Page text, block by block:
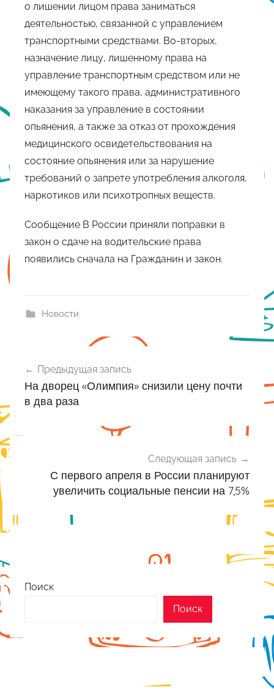
о лишении лицом права заниматься
деятельностью, связанной с управлением
транспортными средствами. Во-вторых,
назначение лицу, лишенному права на
управление транспортным средством или не
имеющему такого права, административного
наказания за управление в состоянии
опьянения, а также за отказ от прохождения
медицинского освидетельствования на
состояние опьянения или за нарушение
требований о запрете употребления алкоголя,
наркотиков или психотропных веществ.
Сообщение В России приняли поправки в
закон о сдаче на водительские права
появились сначала на Гражданин и закон.
Новости
по
записям
Предыдущая запись
На дворец «Олимпия» снизили цену почти
в два раза
Следующая запись
С первого апреля в России планируют
увеличить социальные пенсии на 7,5%
Поиск
Поиск